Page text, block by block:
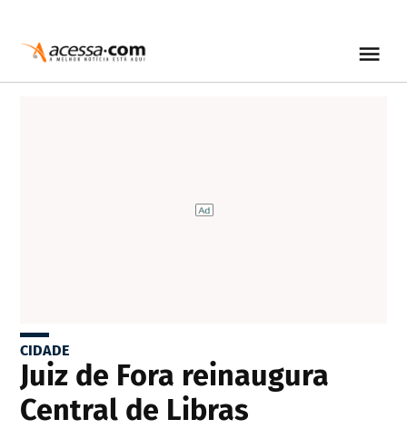
CIDADE
Juiz de Fora reinaugura
Central de Libras